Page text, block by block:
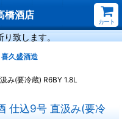
酒店
カート
致します。
久盛酒造
み(要冷蔵) R6BY 1.8L
仕込9号 直汲み(要冷